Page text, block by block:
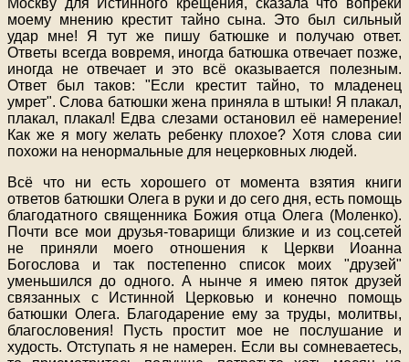
моему мнению крестит тайно сына. Это был сильный
удар мне! Я тут же пишу батюшке и получаю ответ.
Ответы всегда вовремя, иногда батюшка отвечает позже,
иногда не отвечает и это всё оказывается полезным.
Ответ был таков: "Если крестит тайно, то младенец
умрет". Слова батюшки жена приняла в штыки! Я плакал,
плакал, плакал! Едва слезами остановил её намерение!
Как же я могу желать ребенку плохое? Хотя слова сии
похожи на ненормальные для нецерковных людей.
Всё что ни есть хорошего от момента взятия книги
ответов батюшки Олега в руки и до сего дня, есть помощь
благодатного священника Божия отца Олега (Моленко).
Почти все мои друзья-товарищи близкие и из соц.сетей
не приняли моего отношения к Церкви Иоанна
Богослова и так постепенно список моих "друзей"
уменьшился до одного. А нынче я имею пяток друзей
связанных с Истинной Церковью и конечно помощь
батюшки Олега. Благодарение ему за труды, молитвы,
благословения! Пусть простит мое не послушание и
худость. Отступать я не намерен. Если вы сомневаетесь,